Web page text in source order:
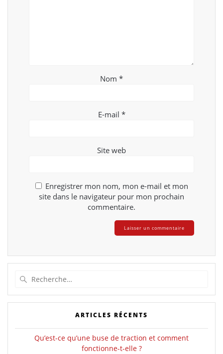
Nom *
E-mail *
Site web
Enregistrer mon nom, mon e-mail et mon
site dans le navigateur pour mon prochain
commentaire.
:
ARTICLES RÉCENTS
Qu’est-ce qu’une buse de traction et comment
fonctionne-t-elle ?